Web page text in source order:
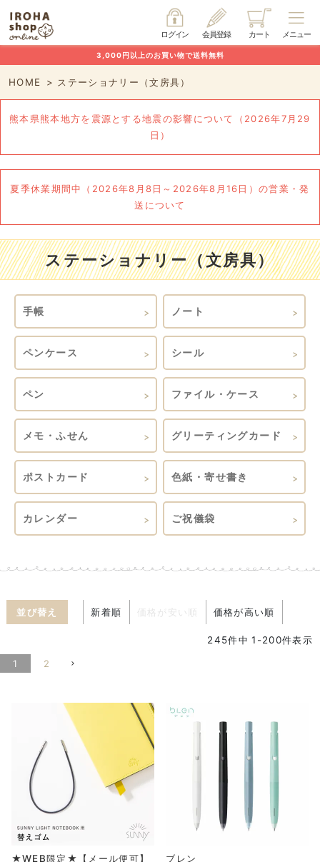
メニュー
カート
会員登録
ログイン
3,000円以上のお買い物で送料無料
HOME ステーショナリー（文房具）
熊本県熊本地方を震源とする地震の影響について（2026年7月29
日）
夏季休業期間中（2026年8月8日～2026年8月16日）の営業・発
送について
ステーショナリー（文房具）
手帳 ノート
ペンケース シール
ペン ファイル・ケース
メモ・ふせん グリーティングカード
ポストカード 色紙・寄せ書き
カレンダー ご祝儀袋
並び替え 新着順 価格が安い順 価格が高い順
245件中 1 -200件表示
1 2
★WEB限定★【メール便可】
ブレン